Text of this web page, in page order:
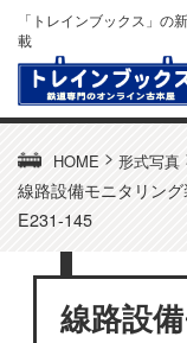
「トレインブックス」の
載
HOME > 形式写真
線路設備モニタリン
E231-145
線路設